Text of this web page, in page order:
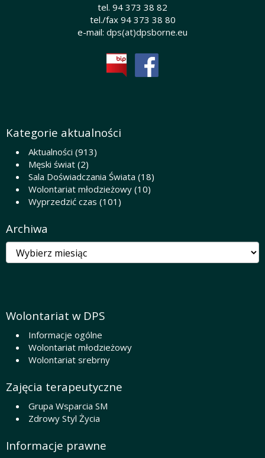
tel. 94 373 38 82
tel./fax 94 373 38 80
e-mail: dps(at)dpsborne.eu
Kategorie aktualności
Aktualności (913)
Męski świat (2)
Sala Doświadczania Świata (18)
Wolontariat młodzieżowy (10)
Wyprzedzić czas (101)
Archiwa
Archiwa
Wolontariat w DPS
Informacje ogólne
Wolontariat młodzieżowy
Wolontariat srebrny
Zajęcia terapeutyczne
Grupa Wsparcia SM
Zdrowy Styl Życia
Informacje prawne